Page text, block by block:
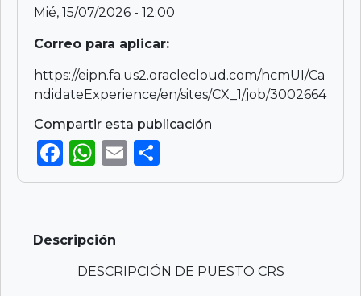
Mié, 15/07/2026 - 12:00
Correo para aplicar:
https://eipn.fa.us2.oraclecloud.com/hcmUI/Ca
ndidateExperience/en/sites/CX_1/job/3002664
Compartir esta publicación
F
a
e
b
W
h
ts
A
p
E
mh
Descripción
DESCRIPCIÓN DE PUESTO CRS